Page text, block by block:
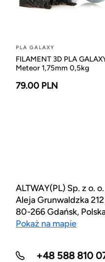
PLA GALAXY
FILAMENT 3D PLA
Meteor 1,75mm 0,5kg
79.00 PLN
ALTWAY(PL) Sp. z o. o.
Aleja Grunwaldzka 212
80-266 Gdańsk,
Pokaż na mapie
+48 588 810